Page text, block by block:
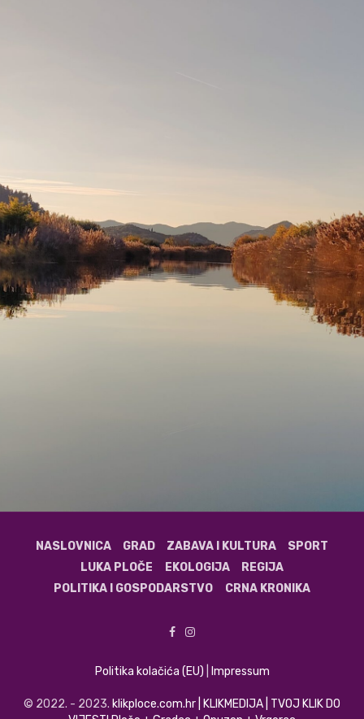
NASLOVNICA GRAD ZABAVA I KULTURA
SPORT
LUKA PLOČE
EKOLOGIJA
REGIJA
POLITIKA I GOSPODARSTVO
CRNA KRONIKA
Politika kolačića (EU) Impressum
© 2022. - 2023. klikploce.com.hr | KLIKMEDIJA | TVOJ KLIK DO